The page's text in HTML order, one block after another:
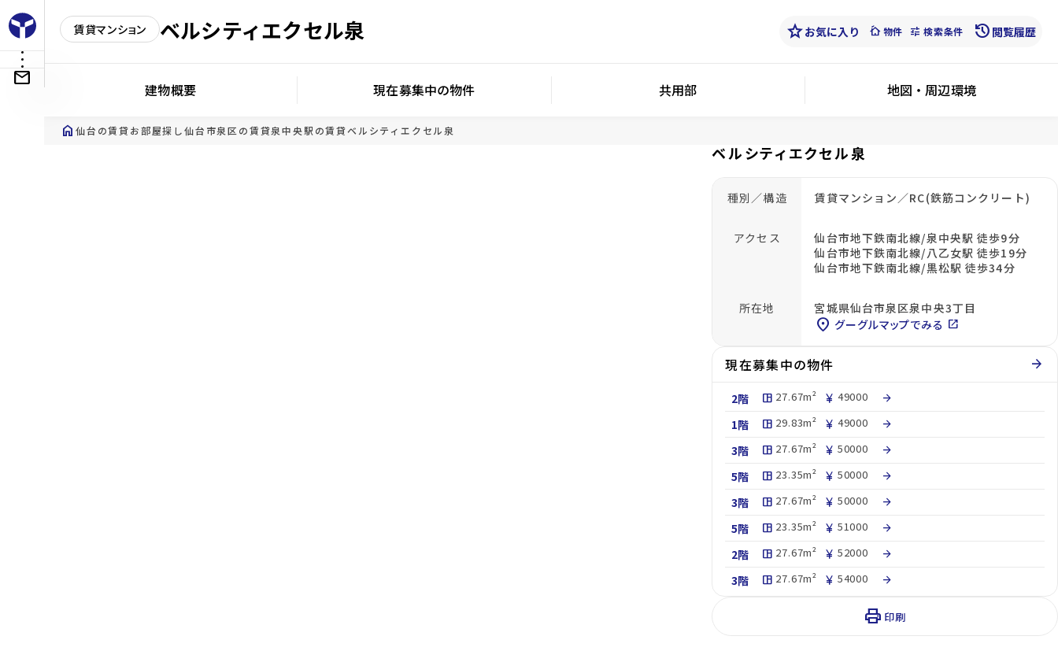
賃貸マンション ベルシティエクセル泉 starお気に入り cottage物件 tune 検索条件 history 閲覧履歴
建物概要 現在募集中の物件 共用部 地図・周辺環境
home 仙台の賃貸お部屋探し仙台市泉区の賃貸泉中央駅の賃貸ベルシティエクセル泉
ベルシティエクセル泉
種別／構造 賃貸マンション／RC(鉄筋コンクリート)
アクセス
仙台市地下鉄南北線/泉中央駅 徒歩9分
仙台市地下鉄南北線/八乙女駅 徒歩19分
仙台市地下鉄南北線/黒松駅 徒歩34分
所在地 宮城県仙台市泉区泉中央3丁目
location_on グーグルマップでみる open_in_new
現在募集中の物件 arrow_forward
2階 space_dashboard 27.67m² currency_yen 49000
arrow_forward
1階
space_dashboard 29.83m² currency_yen 49000
arrow_forward
3階
space_dashboard 27.67m² currency_yen 50000
arrow_forward
5階
space_dashboard 23.35m² currency_yen 50000
arrow_forward
3階
space_dashboard 27.67m² currency_yen 50000
arrow_forward
5階
space_dashboard 23.35m² currency_yen 51000
arrow_forward
2階
space_dashboard 27.67m² currency_yen 52000
arrow_forward
3階
space_dashboard 27.67m² currency_yen 54000 arrow_forward
print 印刷